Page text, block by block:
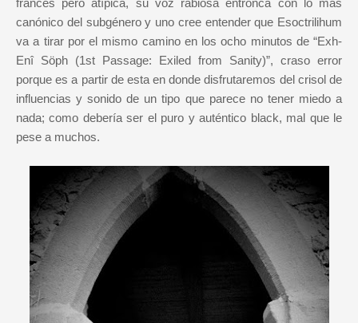
francés pero atípica, su voz rabiosa entronca con lo más
canónico del subgénero y uno cree entender que Esoctrilihum
va a tirar por el mismo camino en los ocho minutos de “Exh-
Enî Söph (1st Passage: Exiled from Sanity)”, craso error
porque es a partir de esta en donde disfrutaremos del crisol de
influencias y sonido de un tipo que parece no tener miedo a
nada; como debería ser el puro y auténtico black, mal que le
pese a muchos.